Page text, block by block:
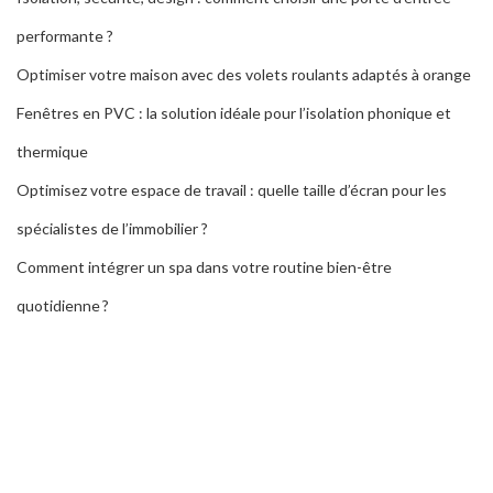
performante ?
Optimiser votre maison avec des volets roulants adaptés à orange
Fenêtres en PVC : la solution idéale pour l’isolation phonique et
thermique
Optimisez votre espace de travail : quelle taille d’écran pour les
spécialistes de l’immobilier ?
Comment intégrer un spa dans votre routine bien-être
quotidienne ?